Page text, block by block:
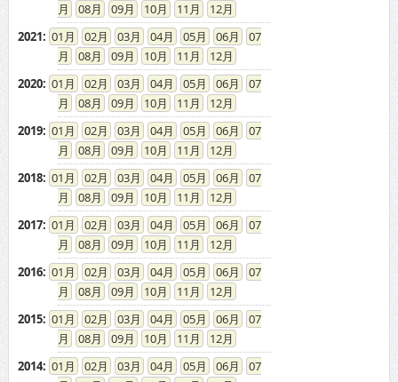
08
09 10 11
12
2021: 01 02 03 04 05 06
07
08
09 10 11
12
2020: 01 02 03 04 05 06
07
08
09 10 11
12
2019: 01 02 03 04 05 06
07
08
09 10 11
12
2018: 01 02 03 04 05 06
07
08
09 10 11
12
2017: 01 02 03 04 05 06
07
08
09 10 11
12
2016: 01 02 03 04 05 06
07
08
09 10 11
12
2015: 01 02 03 04 05 06
07
08
09 10 11
12
2014: 01 02 03 04 05 06
07